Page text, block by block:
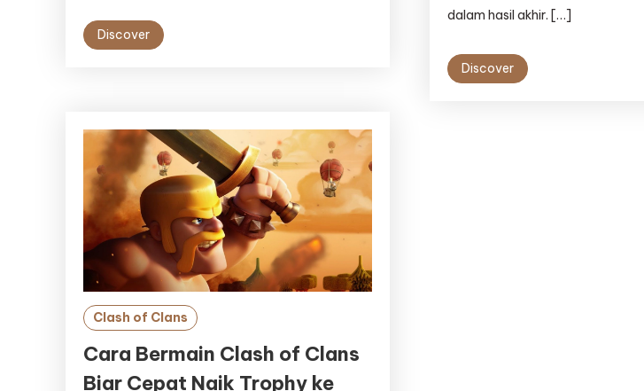
Discover
dalam hasil akhir. […]
Discover
Clash of Clans
Cara Bermain Clash of Clans
Biar Cepat Naik Trophy ke